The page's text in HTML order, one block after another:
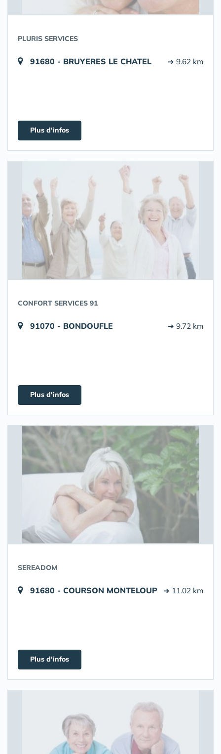
PLURIS SERVICES
91680 - BRUYERES LE CHATEL ➔ 9.62 km
Plus d'infos
CONFORT SERVICES 91
91070 - BONDOUFLE ➔ 9.72 km
Plus d'infos
SEREADOM
91680 - COURSON MONTELOUP ➔ 11.02 km
Plus d'infos